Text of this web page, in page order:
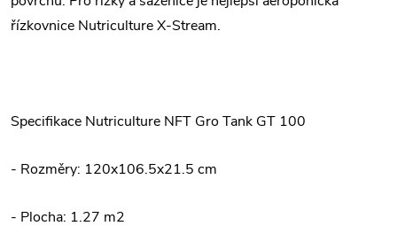
řízkovnice Nutriculture X-Stream.
Specifikace Nutriculture NFT Gro Tank GT 100
- Rozměry: 120x106.5x21.5 cm
- Plocha: 1.27 m2